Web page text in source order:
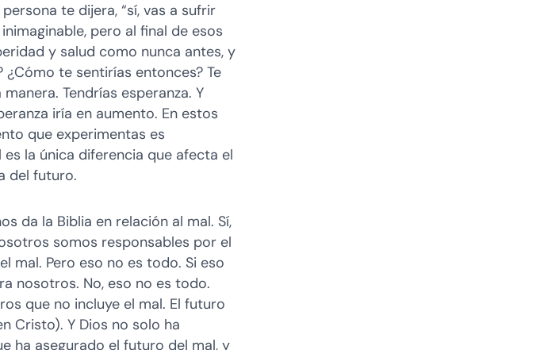
te dijera, “sí, vas a sufrir
pero al final de esos
y salud como nunca antes, y
¿Cómo te sentirías entonces? Te
Tendrías esperanza. Y
iría en aumento. En estos
que experimentas es
la única diferencia que afecta el
del futuro.
da la Biblia en relación al mal. Sí,
somos responsables por el
mal. Pero eso no es todo. Si eso
nosotros. No, eso no es todo.
que no incluye el mal. El futuro
Cristo). Y Dios no solo ha
ha asegurado el futuro del mal, y